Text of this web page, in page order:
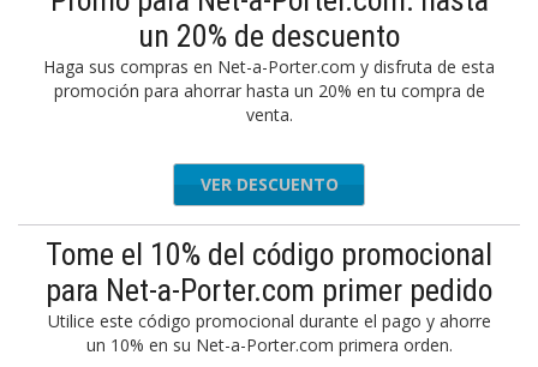
un 20% de descuento
Haga sus compras en Net-a-Porter.com y disfruta de esta
promoción para ahorrar hasta un 20% en tu compra de
venta.
VER DESCUENTO
Tome el 10% del código promocional
para Net-a-Porter.com primer pedido
Utilice este código promocional durante el pago y ahorre
un 10% en su Net-a-Porter.com primera orden.